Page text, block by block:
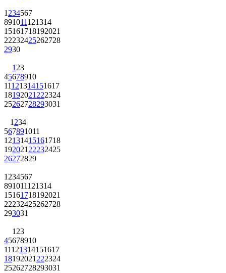
1 234567
891011121314
15161718192021
22232425262728
2930
1 23
45678910
11121314151617
18192021 222324
25262728293031
1 234
567891011
12131415161718
192021 22232425
26272829
1 234567
891011121314
15161718192021
22232425262728
293031
1 23
45678910
11121314151617
18192021 222324
25262728293031